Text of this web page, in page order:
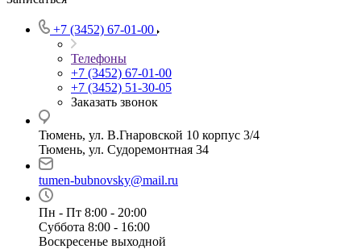
+7 (3452) 67-01-00
Телефоны
+7 (3452) 67-01-00
+7 (3452) 51-30-05
Заказать звонок
Тюмень, ул. В.Гнаровской 10 корпус 3/4
Тюмень, ул. Судоремонтная 34
tumen-bubnovsky@mail.ru
Пн - Пт 8:00 - 20:00
Суббота 8:00 - 16:00
Воскресенье выходной